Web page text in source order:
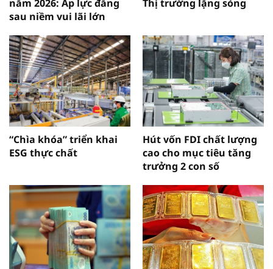
năm 2026: Áp lực đằng
sau niềm vui lãi lớn
Thị trường lặng sóng
“Chìa khóa” triển khai
ESG thực chất
Hút vốn FDI chất lượng
cao cho mục tiêu tăng
trưởng 2 con số